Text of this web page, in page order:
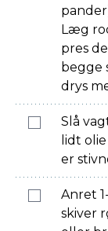
Læg
pres
begge
drys
Slå
lidt
er
Anret
skiver